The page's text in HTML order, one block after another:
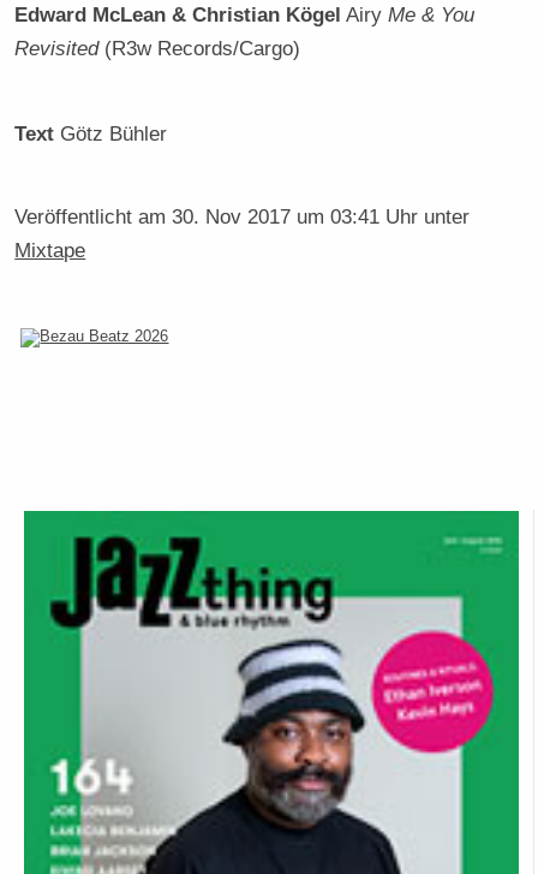
Edward McLean & Christian Kögel AiryMe & You
Revisited(R3w Records/Cargo)
Text Götz Bühler
Veröffentlicht am30. Nov 2017 um 03:41 Uhr unter
Mixtape